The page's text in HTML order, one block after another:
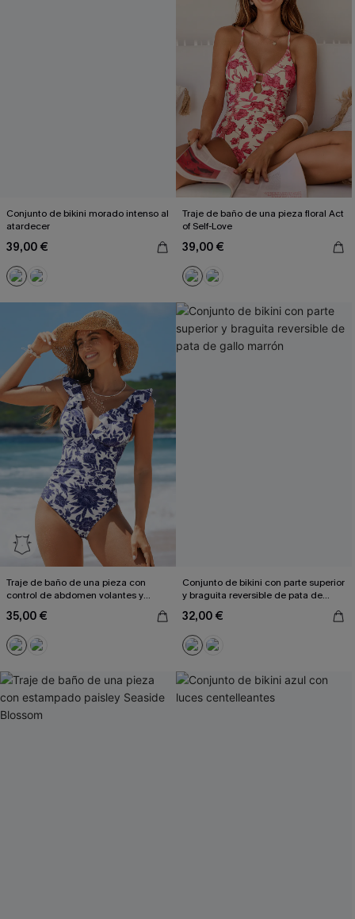
Conjunto de bikini morado intenso al
atardecer
39,00 €
Traje de baño de una pieza floral Act
of Self-Love
39,00 €
Traje de baño de una pieza con
control de abdomen volantes y
floral dulce.
35,00 €
Conjunto de bikini con parte superior
y braguita reversible de pata de
32,00 €